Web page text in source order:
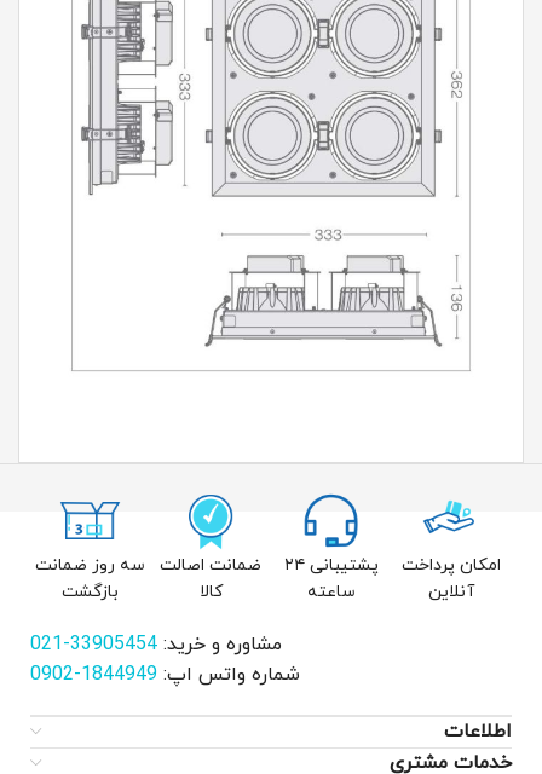
امکان پرداخت
آنلاین
پشتیبانی ۲۴
ساعته
ضمانت اصالت
کالا
سه روز ضمانت
بازگشت
مشاوره و خرید: 33905454-021
شماره واتس اپ:1844949-0902
اطلاعات
خدمات مشتری